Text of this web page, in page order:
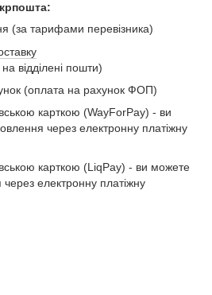
(за тарифами перевізника)
відділені пошти)
(оплата на рахунок ФОП)
карткою (WayForPay) - ви
через електронну платіжну
карткою (LiqPay) - ви можете
електронну платіжну